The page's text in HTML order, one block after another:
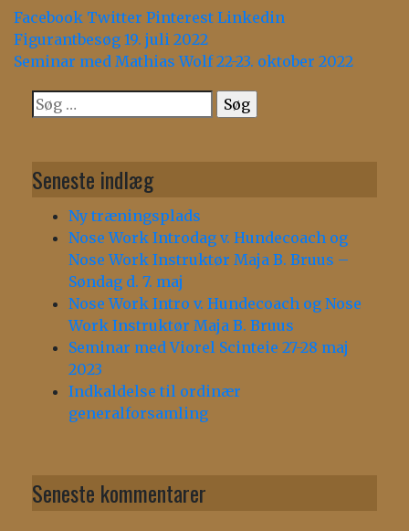
Facebook Twitter Pinterest Linkedin
Indlægsnavigation
Figurantbesøg 19. juli 2022
Seminar med Mathias Wolf 22-23. oktober 2022
Søg
efter:
Seneste indlæg
Ny træningsplads
Nose Work Introdag v. Hundecoach og
Nose Work Instruktør Maja B. Bruus –
Søndag d. 7. maj
Nose Work Intro v. Hundecoach og Nose
Work Instruktør Maja B. Bruus
Seminar med Viorel Scinteie 27-28 maj
2023
Indkaldelse til ordinær
generalforsamling
Seneste kommentarer